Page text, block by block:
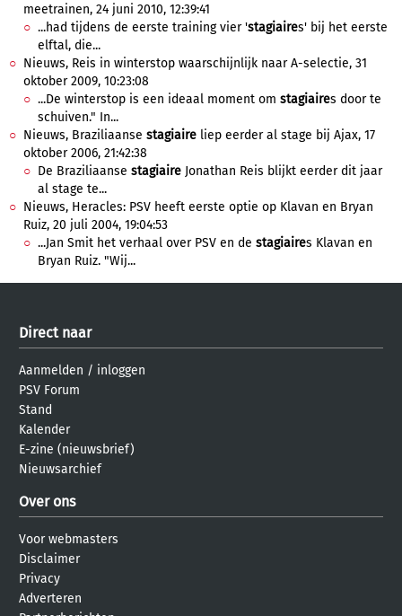
meetrainen, 24 juni 2010, 12:39:41
...had tijdens de eerste training vier 'stagiaires' bij het eerste
elftal, die...
Nieuws, Reis in winterstop waarschijnlijk naar A-selectie, 31
oktober 2009, 10:23:08
...De winterstop is een ideaal moment om stagiaires door te
schuiven." In...
Nieuws, Braziliaanse stagiaire liep eerder al stage bij Ajax, 17
oktober 2006, 21:42:38
De Braziliaanse stagiaire Jonathan Reis blijkt eerder dit jaar
al stage te...
Nieuws, Heracles: PSV heeft eerste optie op Klavan en Bryan
Ruiz, 20 juli 2004, 19:04:53
...Jan Smit het verhaal over PSV en de stagiaires Klavan en
Bryan Ruiz. "Wij...
Direct naar
Aanmelden / inloggen
PSV Forum
Stand
Kalender
E-zine (nieuwsbrief)
Nieuwsarchief
Over ons
Voor webmasters
Disclaimer
Privacy
Adverteren